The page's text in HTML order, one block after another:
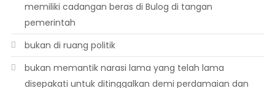
memiliki cadangan beras di Bulog di tangan
pemerintah
bukan di ruang politik
bukan memantik narasi lama yang telah lama
disepakati untuk ditinggalkan demi perdamaian dan